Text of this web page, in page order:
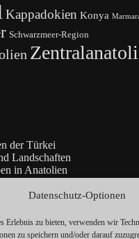
Datenschutz-Optionen
Erlebnis zu bieten, verwenden wir
zu speichern und/oder darauf
Kappadokien Konya
Schwarzmeer-Region
der Türkei
Landschaften
in Anatolien